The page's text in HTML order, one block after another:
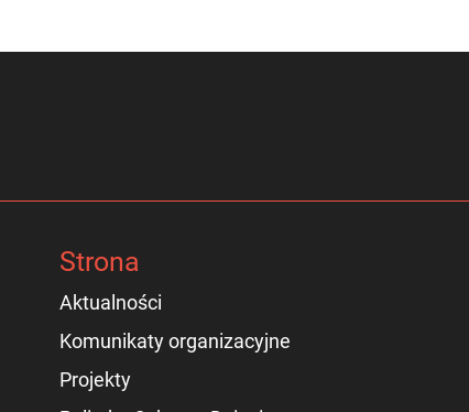
Strona
Aktualności
Komunikaty organizacyjne
Projekty